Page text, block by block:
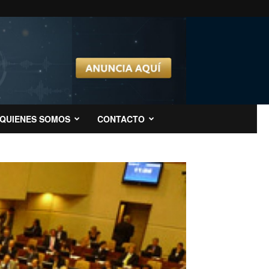
QUIENES SOMOS CONTACTO